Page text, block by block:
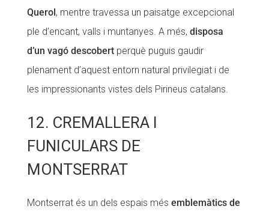
Querol , mentre travessa un paisatge excepcional
ple d’encant, valls i muntanyes. A més, disposa
d’un vagó descobertperquè puguis gaudir
plenament d’aquest entorn natural privilegiat i de
les impressionants vistes dels Pirineus catalans.
12. CREMALLERA I
FUNICULARS DE
MONTSERRAT
Montserrat és un dels espais més emblemàtics de